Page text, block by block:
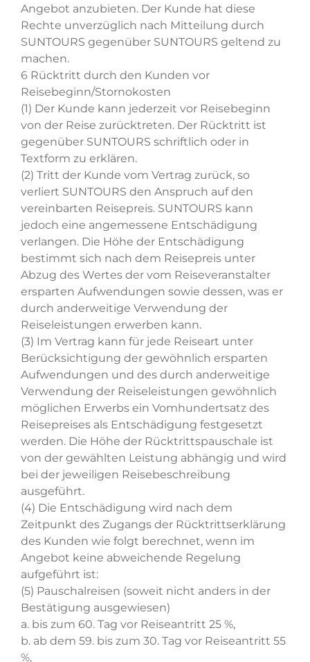
Angebot anzubieten. Der Kunde hat diese
Rechte unverzüglich nach Mitteilung durch
SUNTOURS gegenüber SUNTOURS geltend zu
machen.
6 Rücktritt durch den Kunden vor
Reisebeginn/Stornokosten
(1) Der Kunde kann jederzeit vor Reisebeginn
von der Reise zurücktreten. Der Rücktritt ist
gegenüber SUNTOURS schriftlich oder in
Textform zu erklären.
(2) Tritt der Kunde vom Vertrag zurück, so
verliert SUNTOURS den Anspruch auf den
vereinbarten Reisepreis. SUNTOURS kann
jedoch eine angemessene Entschädigung
verlangen. Die Höhe der Entschädigung
bestimmt sich nach dem Reisepreis unter
Abzug des Wertes der vom Reiseveranstalter
ersparten Aufwendungen sowie dessen, was er
durch anderweitige Verwendung der
Reiseleistungen erwerben kann.
(3) Im Vertrag kann für jede Reiseart unter
Berücksichtigung der gewöhnlich ersparten
Aufwendungen und des durch anderweitige
Verwendung der Reiseleistungen gewöhnlich
möglichen Erwerbs ein Vomhundertsatz des
Reisepreises als Entschädigung festgesetzt
werden. Die Höhe der Rücktrittspauschale ist
von der gewählten Leistung abhängig und wird
bei der jeweiligen Reisebeschreibung
ausgeführt.
(4) Die Entschädigung wird nach dem
Zeitpunkt des Zugangs der Rücktrittserklärung
des Kunden wie folgt berechnet, wenn im
Angebot keine abweichende Regelung
aufgeführt ist:
(5) Pauschalreisen (soweit nicht anders in der
Bestätigung ausgewiesen)
a. bis zum 60. Tag vor Reiseantritt 25 %,
b. ab dem 59. bis zum 30. Tag vor Reiseantritt 55
%,